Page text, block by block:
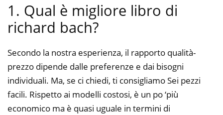
1. Qual è migliore libro di
richard bach?
Secondo la nostra esperienza, il rapporto qualità-
prezzo dipende dalle preferenze e dai bisogni
individuali. Ma, se ci chiedi, ti consigliamo Sei pezzi
facili. Rispetto ai modelli costosi, è un po ‘più
economico ma è quasi uguale in termini di